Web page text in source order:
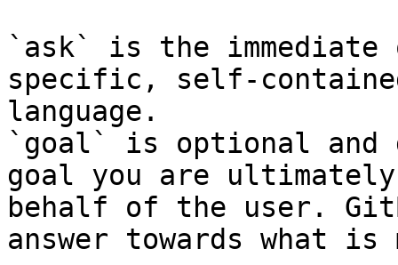
`ask` is the
specific, self-
language.
`goal` is optional and
goal you are
behalf of the user.
answer towards what